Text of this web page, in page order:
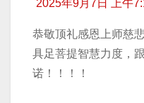
2025年9月7日 上午
恭敬顶礼感恩上师慈
具足菩提智慧力度，
诺！！！！